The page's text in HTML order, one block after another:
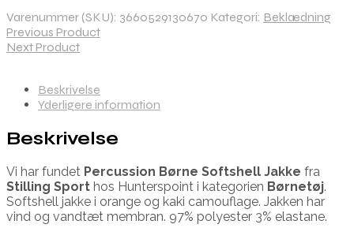
Varenummer (SKU): 3660529130670 Kategori: Beklædning
Previous Product
Next Product
Beskrivelse
Yderligere information
Beskrivelse
Vi har fundet Percussion Børne Softshell Jakke fra
Stilling Sport hos Hunterspoint i kategorien Børnetøj.
Softshell jakke i orange og kaki camouflage. Jakken har
vind og vandtæt membran. 97% polyester 3% elastane.